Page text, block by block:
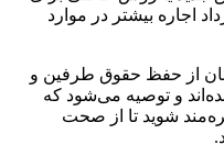
اجاره بیشتر در موارد
از حفظ حقوق طرفین و
و توصیه می‌شود که
شوید تا از صحت